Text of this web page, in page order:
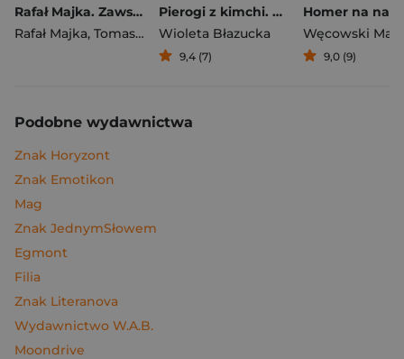
Rafał Majka. Zawsze z przodu. Rozmawia Tomasz Kalemba - książka z autografem
Rafał Majka, Tomasz Kalemba
Pierogi z kimchi. Moje ulubione azjatyckie przepisy
Wioleta Błazucka
9,4 (7)
Węcowski
9,0 (9)
Podobne wydawnictwa
Znak Horyzont
Znak Emotikon
Mag
Znak JednymSłowem
Egmont
Filia
Znak Literanova
Wydawnictwo W.A.B.
Moondrive